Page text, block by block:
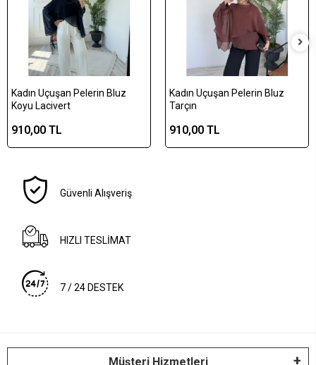
Kadın Uçuşan Pelerin Bluz
Koyu Lacivert
910,00 TL
Kadın Uçuşan Pelerin Bluz
Tarçın
910,00 TL
Güvenli Alışveriş
HIZLI TESLİMAT
7 / 24 DESTEK
Müşteri Hizmetleri